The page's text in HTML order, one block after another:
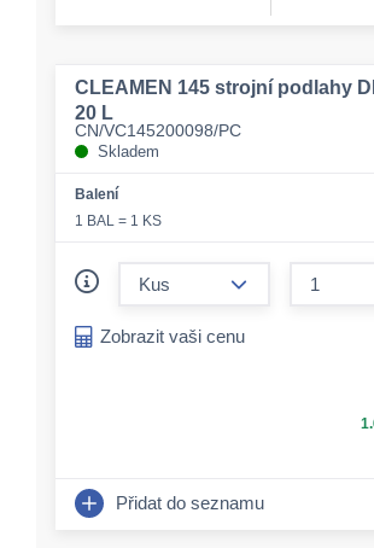
CLEAMEN 145 strojní podlahy
20 L
CN/VC145200098/PC
Skladem
Balení
1 BAL = 1 KS
Zobrazit vaši cenu
Přidat do seznamu